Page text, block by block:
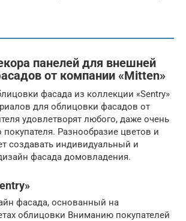
панелей для внешней
от компании «Mitten»
фасада из коллекции «Sentry»
для облицовки фасадов от
удовлетворят любого, даже очень
покупателя. Разнообразие цветов и
создавать индивидуальный и
фасада домовладения.
фасада, основанный на
облицовки Вниманию покупателей